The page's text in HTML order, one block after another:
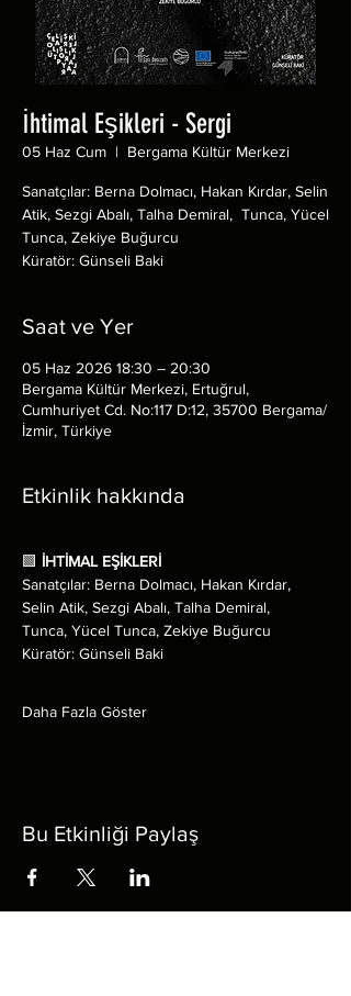
İhtimal Eşikleri - Sergi
05 Haz Cum
  |
Bergama Kültür Merkezi
Sanatçılar: Berna Dolmacı, Hakan Kırdar, Selin
Atik, Sezgi Abalı, Talha Demiral, Tunca, Yücel
Tunca, Zekiye Buğurcu
Küratör: Günseli Baki
Saat ve Yer
05 Haz 2026 18:30 – 20:30
Bergama Kültür Merkezi, Ertuğrul,
Cumhuriyet Cd. No:117 D:12, 35700 Bergama/
İzmir, Türkiye
Etkinlik hakkında
🟩 İHTİMAL EŞİKLERİ
Sanatçılar: Berna Dolmacı, Hakan Kırdar,
Selin Atik, Sezgi Abalı, Talha Demiral,
Tunca, Yücel Tunca, Zekiye Buğurcu
Küratör: Günseli Baki
Daha Fazla Göster
Bu Etkinliği Paylaş